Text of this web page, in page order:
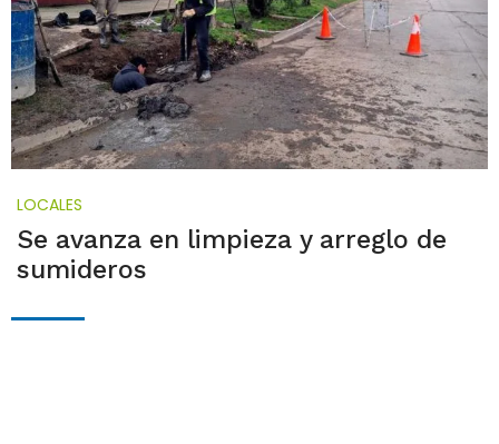
LOCALES
Se avanza en limpieza y arreglo de
sumideros